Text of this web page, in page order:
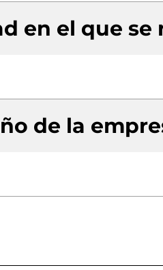
en el que se
de la